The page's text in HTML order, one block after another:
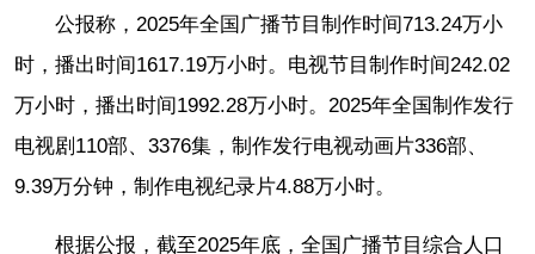
公报称，2025年全国广播节目制作时间713.24万小
时，播出时间1617.19万小时。电视节目制作时间242.02
万小时，播出时间1992.28万小时。2025年全国制作发行
电视剧110部、3376集，制作发行电视动画片336部、
9.39万分钟，制作电视纪录片4.88万小时。
根据公报，截至2025年底，全国广播节目综合人口